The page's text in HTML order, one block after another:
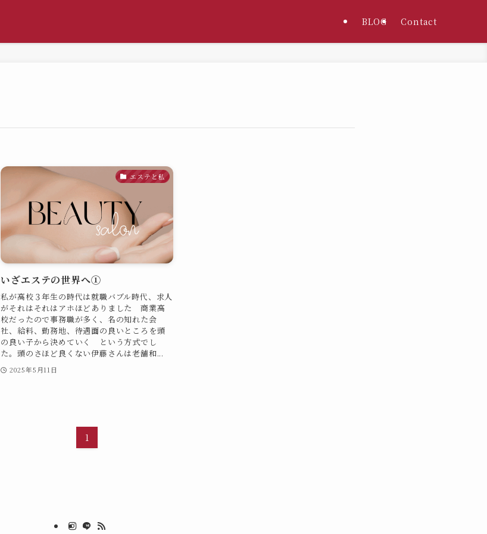
BLOG Contact
エステと私
いざエステの世界へ①
私が高校３年生の時代は就職バブル時代、求人
がそれはそれはアホほどありました 商業高
校だったので事務職が多く、名の知れた会
社、給料、勤務地、待遇面の良いところを頭
の良い子から決めていく という方式でし
た。頭のさほど良くない伊藤さんは老舗和...
2025年5月11日
1